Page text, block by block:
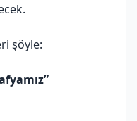
şöyle: